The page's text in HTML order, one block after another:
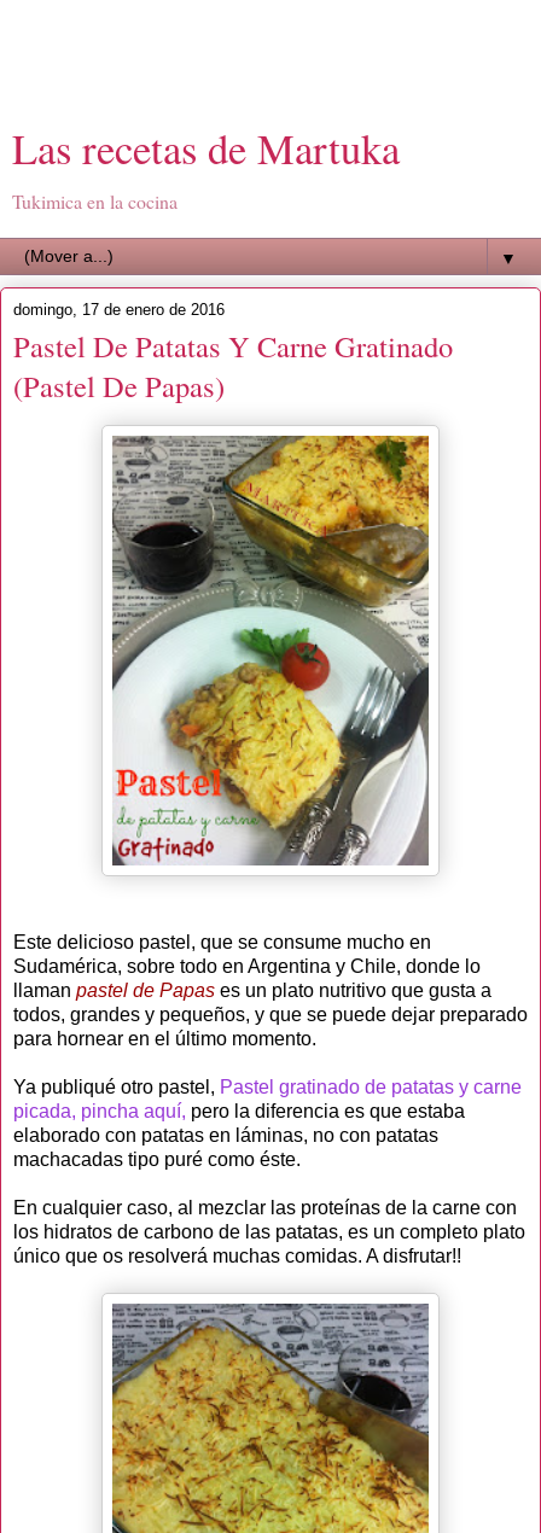
Las recetas de Martuka
Tukimica en la cocina
▼
domingo, 17 de enero de 2016
Pastel De Patatas Y Carne Gratinado
(Pastel De Papas)
Este delicioso pastel, que se consume mucho en
Sudamérica, sobre todo en Argentina y Chile, donde lo
llaman pastel de Papas es un plato nutritivo que gusta a
todos, grandes y pequeños, y que se puede dejar preparado
para hornear en el último momento.
Ya publiqué otro pastel, Pastel gratinado de patatas y carne
picada, pincha aquí, pero la diferencia es que estaba
elaborado con patatas en láminas, no con patatas
machacadas tipo puré como éste.
En cualquier caso, al mezclar las proteínas de la carne con
los hidratos de carbono de las patatas, es un completo plato
único que os resolverá muchas comidas. A disfrutar!!